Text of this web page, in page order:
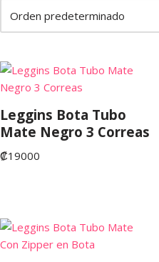
Leggins Bota Tubo
Mate Negro 3 Correas
₡19000